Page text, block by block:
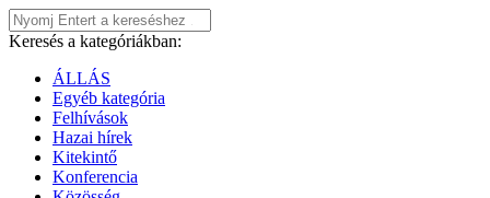
Keresés a kategóriákban:
ÁLLÁS
Egyéb kategória
Felhívások
Hazai hírek
Kitekintő
Konferencia